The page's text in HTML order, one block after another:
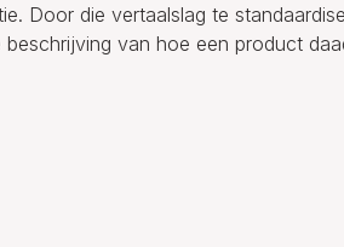
Door die vertaalslag te
beschrijving van hoe een product